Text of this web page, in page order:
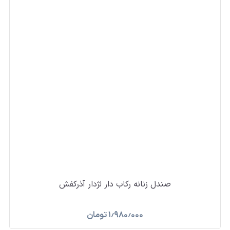
صندل زنانه رکاب دار لژدار آذرکفش
۱٫۹۸۰٫۰۰۰تومان